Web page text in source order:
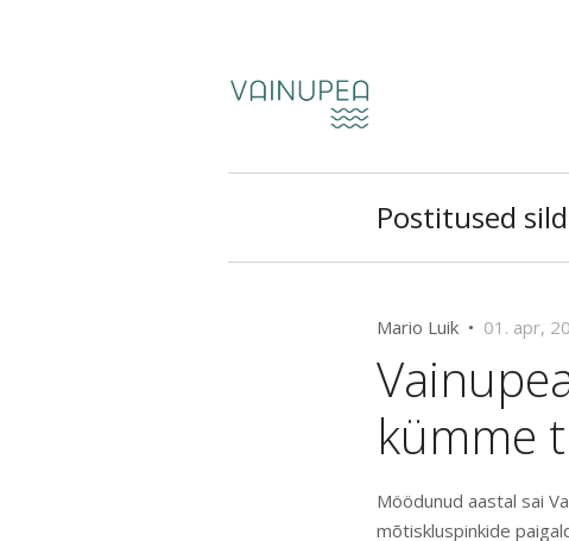
Postitused
Mario Luik • 01. apr,
kümme
Möödunud aastal sai
mõtiskluspinkide